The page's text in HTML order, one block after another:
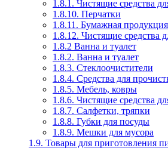
1.8.1. Чистящие средства
1.8.10. Перчатки
1.8.11. Бумажная продукция
1.8.12. Чистящие средства
1.8.2 Ванна и туалет
1.8.2. Ванна и туалет
1.8.3. Стеклоочистители
1.8.4. Средства для
1.8.5. Мебель, ковры
1.8.6. Чистящие средства
1.8.7. Салфетки, тряпки
1.8.8. Губки для посуды
1.8.9. Мешки для мусора
1.9. Товары для приготовления